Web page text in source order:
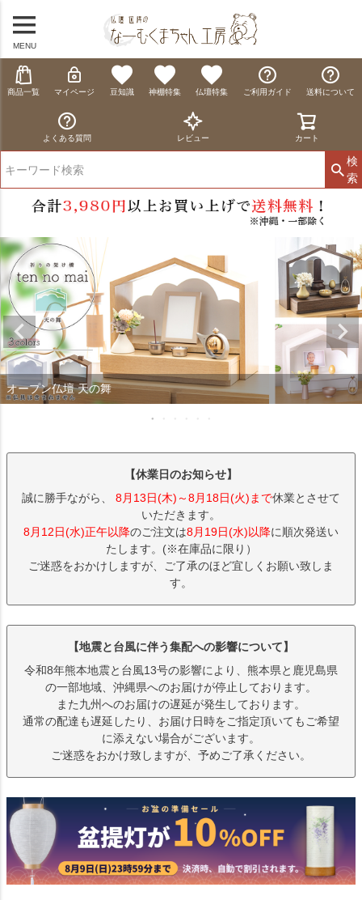
MENU
商品一覧 マイページ 豆知識 神棚特集 仏壇特集 ご利用ガイド 送料について
よくある質問 レビュー カート
検
索
オープン仏壇 天の舞
【休業日のお知らせ】
誠に勝手ながら、 8月13日(木)～8月18日(火)まで休業とさせて
いただきます。
8月12日(水)正午以降のご注文は8月19日(水)以降に順次発送い
たします。(※在庫品に限り）
ご迷惑をおかけしますが、ご了承のほど宜しくお願い致しま
す。
【地震と台風に伴う集配への影響について】
令和8年熊本地震と台風13号の影響により、熊本県と鹿児島県
の一部地域、沖縄県へのお届けが停止しております。
また九州へのお届けの遅延が発生しております。
通常の配達も遅延したり、お届け日時をご指定頂いてもご希望
に添えない場合がございます。
ご迷惑をおかけ致しますが、予めご了承ください。